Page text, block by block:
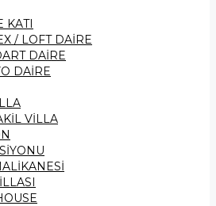
KATI
/ LOFT DAİRE
DAİRE
DAİRE
VİLLA